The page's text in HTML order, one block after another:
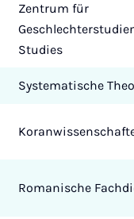
Zentrum für
Studies
Systematische
Romanische